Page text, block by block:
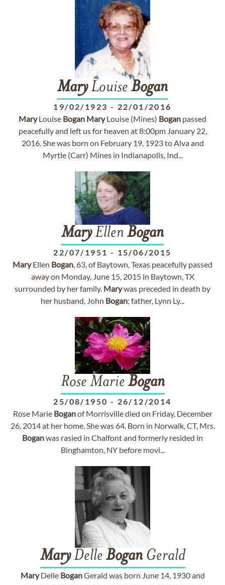
MaryLouise Bogan
19/02/1923 - 22/01/2016
MaryLouise Bogan MaryLouise (Mines) Bogan passed
peacefully and left us for heaven at 8:00pm January 22,
2016. She was born on February 19, 1923 to Alva and
Myrtle (Carr) Mines in Indianapolis, Ind...
MaryEllen Bogan
22/07/1951 - 15/06/2015
MaryEllen Bogan, 63, of Baytown, Texas peacefully passed
away on Monday, June 15, 2015 in Baytown, TX
surrounded by her family. Marywas preceded in death by
her husband, John Bogan; father, Lynn Ly...
Rose Marie Bogan
25/08/1950 - 26/12/2014
Rose Marie Boganof Morrisville died on Friday, December
26, 2014 at her home. She was 64. Born in Norwalk, CT, Mrs.
Boganwas rasied in Chalfont and formerly resided in
Binghamton, NY before movi...
MaryDelle BoganGerald
MaryDelle BoganGerald was born June 14, 1930 and